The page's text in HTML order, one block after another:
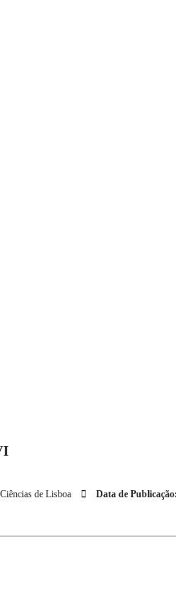
de Lisboa Data de Publicação: